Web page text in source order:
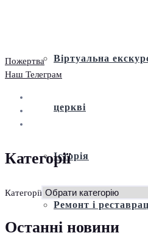
Віртуальна
церкві
Історія
Ремонт і
Пожертва
Наш Телеграм
Категорії
Категорії
Останні новини